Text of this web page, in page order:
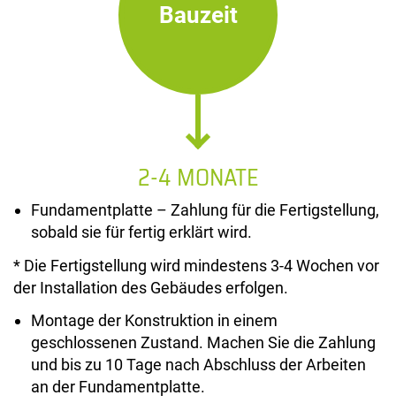
Bauzeit
2-4 MONATE
Fundamentplatte – Zahlung für die Fertigstellung,
sobald sie für fertig erklärt wird.
* Die Fertigstellung wird mindestens 3-4 Wochen vor
der Installation des Gebäudes erfolgen.
Montage der Konstruktion in einem
geschlossenen Zustand. Machen Sie die Zahlung
und bis zu 10 Tage nach Abschluss der Arbeiten
an der Fundamentplatte.